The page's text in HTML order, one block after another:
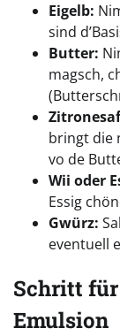
Eigelb:
sind
Butter:
magsch,
bringt die
vo de
Wii oder
Essig
Gwürz:
eventuell
Schritt
Emulsion